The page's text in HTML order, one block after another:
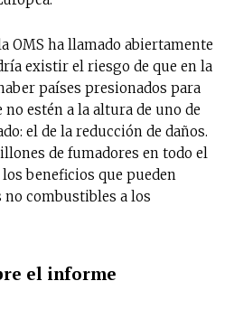
OMS ha llamado abiertamente
existir el riesgo de que en la
países presionados para
estén a la altura de uno de
el de la reducción de daños.
de fumadores en todo el
beneficios que pueden
combustibles a los
el informe